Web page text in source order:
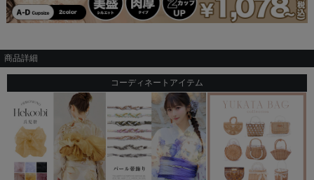
商品詳細
コーディネートアイテム